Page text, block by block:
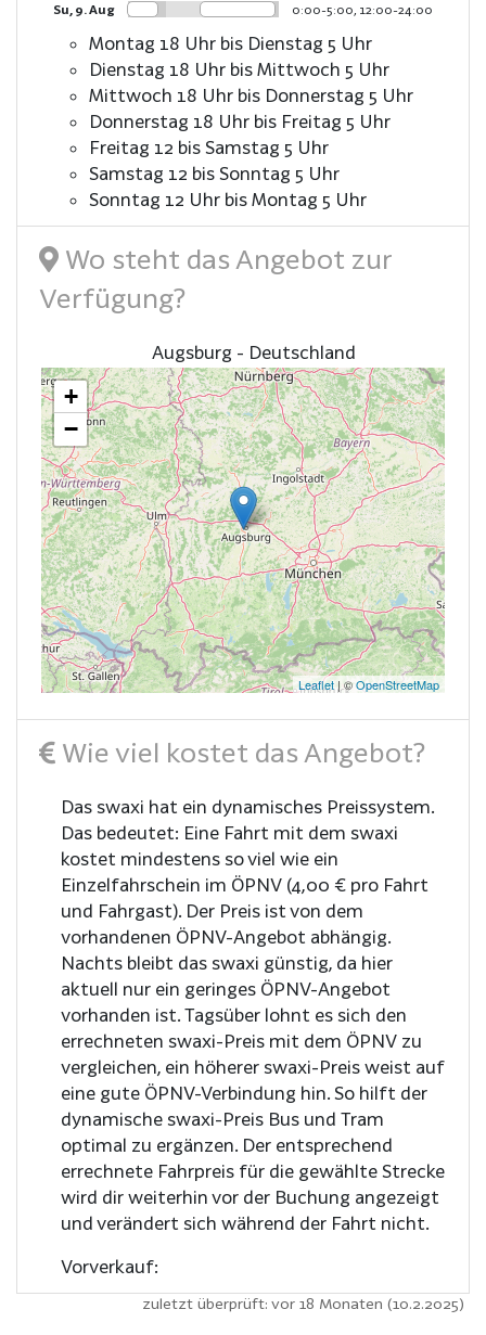
Su, 9. Aug
0:00-5:00, 12:00-24:00
Montag 18 Uhr bis Dienstag 5 Uhr
Dienstag 18 Uhr bis Mittwoch 5 Uhr
Mittwoch 18 Uhr bis Donnerstag 5 Uhr
Donnerstag 18 Uhr bis Freitag 5 Uhr
Freitag 12 bis Samstag 5 Uhr
Samstag 12 bis Sonntag 5 Uhr
Sonntag 12 Uhr bis Montag 5 Uhr
Wo steht das Angebot zur
Verfügung?
Augsburg - Deutschland
+
−
Leaflet | ©OpenStreetMap
Wie viel kostet das Angebot?
Das swaxi hat ein dynamisches Preissystem.
Das bedeutet: Eine Fahrt mit dem swaxi
kostet mindestens so viel wie ein
Einzelfahrschein im ÖPNV (4,00 € pro Fahrt
und Fahrgast). Der Preis ist von dem
vorhandenen ÖPNV-Angebot abhängig.
Nachts bleibt das swaxi günstig, da hier
aktuell nur ein geringes ÖPNV-Angebot
vorhanden ist. Tagsüber lohnt es sich den
errechneten swaxi-Preis mit dem ÖPNV zu
vergleichen, ein höherer swaxi-Preis weist auf
eine gute ÖPNV-Verbindung hin. So hilft der
dynamische swaxi-Preis Bus und Tram
optimal zu ergänzen. Der entsprechend
errechnete Fahrpreis für die gewählte Strecke
wird dir weiterhin vor der Buchung angezeigt
und verändert sich während der Fahrt nicht.
Vorverkauf:
zuletzt überprüft: vor 18 Monaten (10.2.2025)